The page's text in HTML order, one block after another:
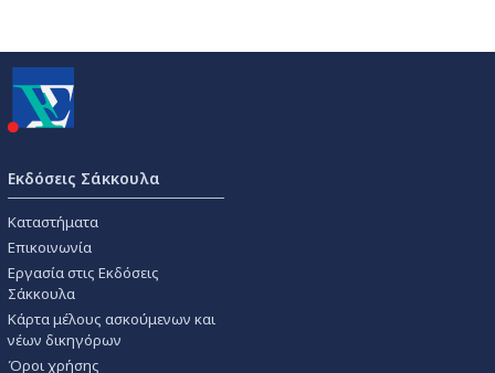
Εκδόσεις Σάκκουλα
Καταστήματα
Επικοινωνία
Εργασία στις Εκδόσεις
Σάκκουλα
Κάρτα μέλους ασκούμενων και
νέων δικηγόρων
Όροι χρήσης